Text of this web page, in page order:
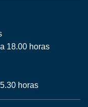
18.00 horas
horas